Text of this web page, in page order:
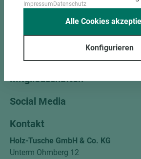
Sortiment
Kundenservice
Mitgliedschaften
Social Media
Kontakt
Holz-Tusche GmbH & Co. KG
Unterm Ohmberg 12
ImpressumDatenschutz
Konfigurieren
Alle Cookies